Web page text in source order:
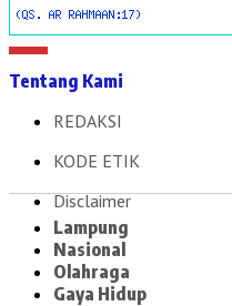
Tentang Kami
REDAKSI
KODE ETIK
Disclaimer
Lampung
Nasional
Olahraga
Gaya Hidup